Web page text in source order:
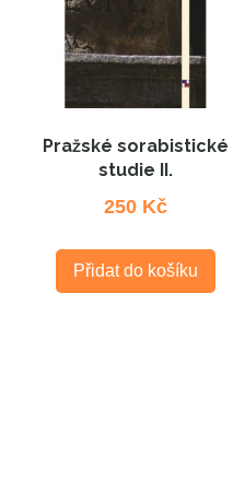
Pražské sorabistické
studie II.
250 Kč
Přidat do košíku